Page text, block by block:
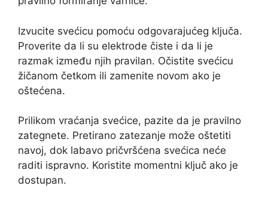
Izvucite svećicu pomoću odgovarajućeg ključa.
Proverite da li su elektrode čiste i da li je
razmak između njih pravilan. Očistite svećicu
žičanom četkom ili zamenite novom ako je
oštećena.
Prilikom vraćanja svećice, pazite da je pravilno
zategnete. Pretirano zatezanje može oštetiti
navoj, dok labavo pričvršćena svećica neće
raditi ispravno. Koristite momentni ključ ako je
dostupan.